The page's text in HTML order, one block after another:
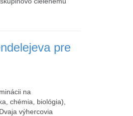
pre
na
chémia, biológia),
výhercovia